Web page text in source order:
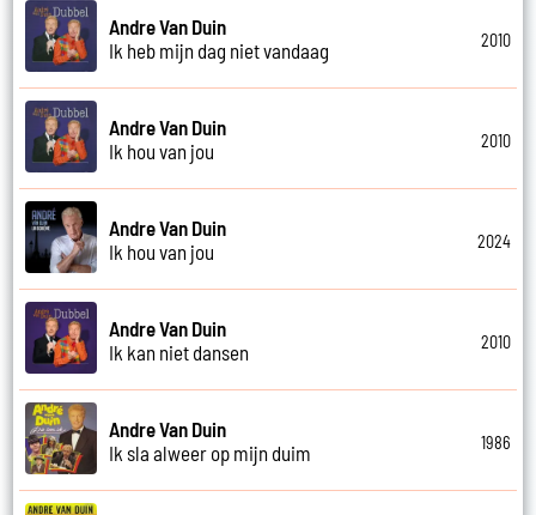
Andre Van Duin
Ik heb mijn dag niet vandaag
2010
Andre Van Duin
Ik hou van jou
2010
Andre Van Duin
Ik hou van jou
2024
Andre Van Duin
Ik kan niet dansen
2010
Andre Van Duin
Ik sla alweer op mijn duim
1986